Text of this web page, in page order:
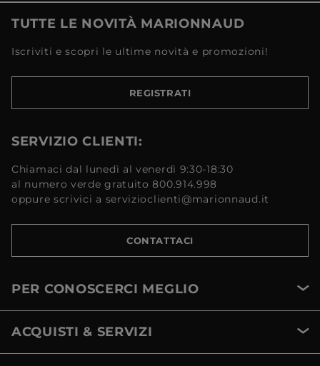
TUTTE LE NOVITÀ MARIONNAUD
Iscriviti e scopri le ultime novità e promozioni!
REGISTRATI
SERVIZIO CLIENTI:
Chiamaci dal lunedì al venerdì 9:30-18:30
al numero verde gratuito 800.914.998
oppure scrivici a servizioclienti@marionnaud.it
CONTATTACI
PER CONOSCERCI MEGLIO
ACQUISTI & SERVIZI